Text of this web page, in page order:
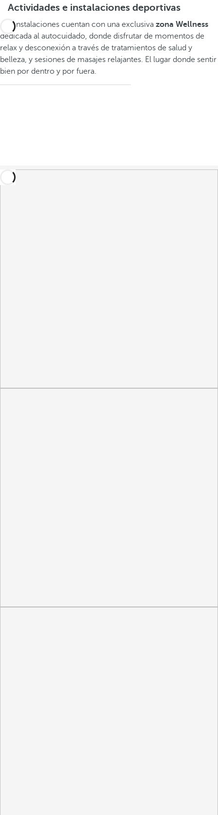
Actividades e instalaciones deportivas
Sus instalaciones cuentan con una exclusiva zona Wellness
dedicada al autocuidado, donde disfrutar de momentos de
relax y desconexión a través de tratamientos de salud y
belleza, y sesiones de masajes relajantes. El lugar donde sentir
bien por dentro y por fuera.